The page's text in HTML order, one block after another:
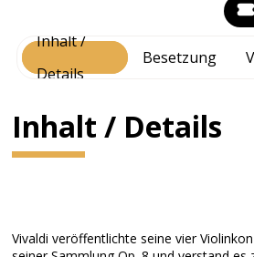
Inhalt /
Details
Besetzung
Inhalt / Details
Vivaldi veröffentlichte seine vier